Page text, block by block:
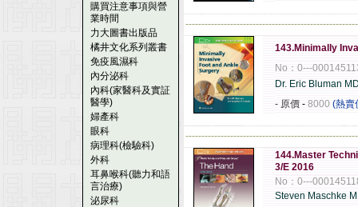
購買注意事項與營
業時間
力大圖書出版品
橘井文化系列叢書
免疫風濕科
內分泌科
內科(家醫科及實証
醫學)
婦產科
眼科
病理科(檢驗科)
外科
耳鼻喉科(聽力和語
言治療)
泌尿科
143.Minimally
No：0---
Dr. Eric Bluman
- 原價 - 8000 (熱賣
144.Master
3/E 2016
No：0---
Steven Maschke